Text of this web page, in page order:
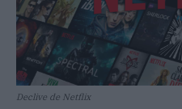
Declive de Netflix